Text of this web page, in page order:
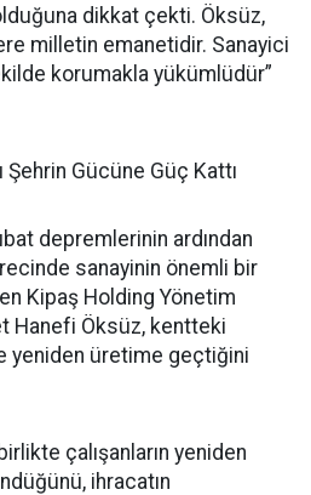
dikkat çekti. Öksüz,
milletin emanetidir. Sanayici
korumakla yükümlüdür”
Şehrin Gücüne Güç Kattı
depremlerinin ardından
sanayinin önemli bir
Kipaş Holding Yönetim
Hanefi Öksüz, kentteki
yeniden üretime geçtiğini
çalışanların yeniden
ihracatın